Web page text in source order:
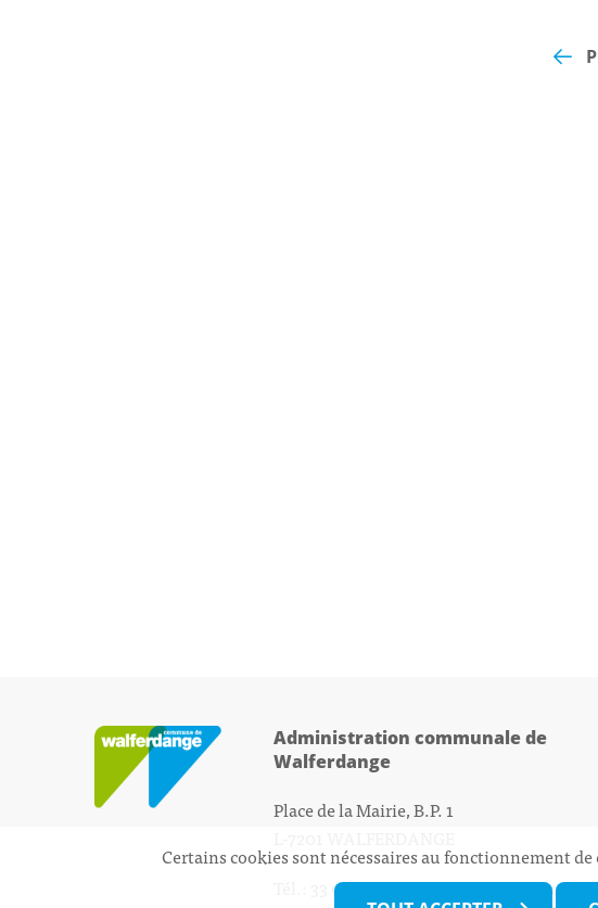
Administration communale de
Walferdange
Place de la Mairie, B.P. 1
Tél.: 33 01 44 - 1secretariat@walfer.lu
Certains cookies sont nécessaires au fonctionnement